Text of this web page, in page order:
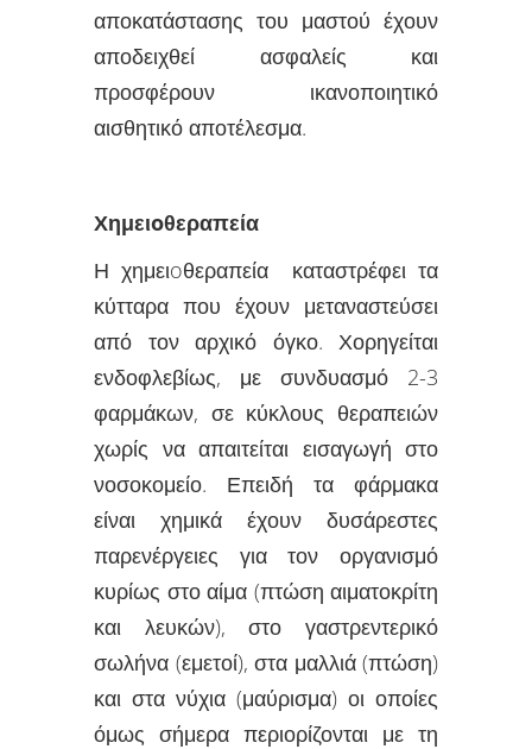
αποκατάστασης του μαστού έχουν
αποδειχθεί ασφαλείς και
προσφέρουν ικανοποιητικό
αισθητικό αποτέλεσμα.
Χημειoθεραπεία
Η χημειoθεραπεία καταστρέφει τα
κύτταρα που έχουν μεταναστεύσει
από τον αρχικό όγκο. Χορηγείται
ενδοφλεβίως, με συνδυασμό 2-3
φαρμάκων, σε κύκλους θεραπειών
χωρίς να απαιτείται εισαγωγή στο
νοσοκομείο. Επειδή τα φάρμακα
είναι χημικά έχουν δυσάρεστες
παρενέργειες για τον οργανισμό
κυρίως στο αίμα (πτώση αιματοκρίτη
και λευκών), στο γαστρεντερικό
σωλήνα (εμετοί), στα μαλλιά (πτώση)
και στα νύχια (μαύρισμα) οι οποίες
όμως σήμερα περιορίζονται με τη